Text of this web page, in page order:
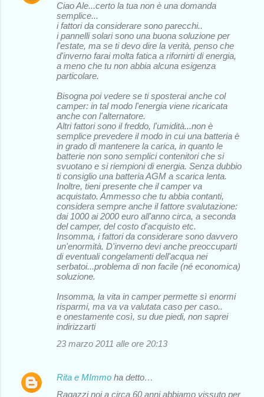
Ciao Ale...certo la tua non è una domanda
semplice...
i fattori da considerare sono parecchi..
i pannelli solari sono una buona soluzione per
l'estate, ma se ti devo dire la verità, penso che
d'inverno farai molta fatica a rifornirti di energia,
a meno che tu non abbia alcuna esigenza
particolare.
Bisogna poi vedere se ti sposterai anche col
camper: in tal modo l'energia viene ricaricata
anche con l'alternatore.
Altri fattori sono il freddo, l'umidità...non è
semplice prevedere il modo in cui una batteria è
in grado di mantenere la carica, in quanto le
batterie non sono semplici contenitori che si
svuotano e si riempioni di energia. Senza dubbio
ti consiglio una batteria AGM a scarica lenta.
Inoltre, tieni presente che il camper va
acquistato. Ammesso che tu abbia contanti,
considera sempre anche il fattore svalutazione:
dai 1000 ai 2000 euro all'anno circa, a seconda
del camper, del costo d'acquisto etc.
Insomma, i fattori da considerare sono davvero
un'enormità. D'inverno devi anche preoccuparti
di eventuali congelamenti dell'acqua nei
serbatoi...problema di non facile (né economica)
soluzione.
Insomma, la vita in camper permette sì enormi
risparmi, ma va va valutata caso per caso..
e onestamente così, su due piedi, non saprei
indirizzarti
23 marzo 2011 alle ore 20:13
Rita e MImmo ha detto…
Ragazzi noi a circa 60 anni abbiamo vissuto per